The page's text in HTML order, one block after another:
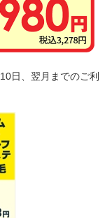
日、翌月までのご利